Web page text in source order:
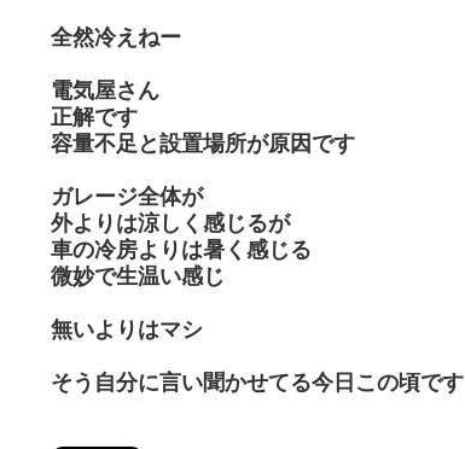
全然冷えねー
電気屋さん
正解です
容量不足と設置場所が原因です
ガレージ全体が
外よりは涼しく感じるが
車の冷房よりは暑く感じる
微妙で生温い感じ
無いよりはマシ
そう自分に言い聞かせてる今日この頃です